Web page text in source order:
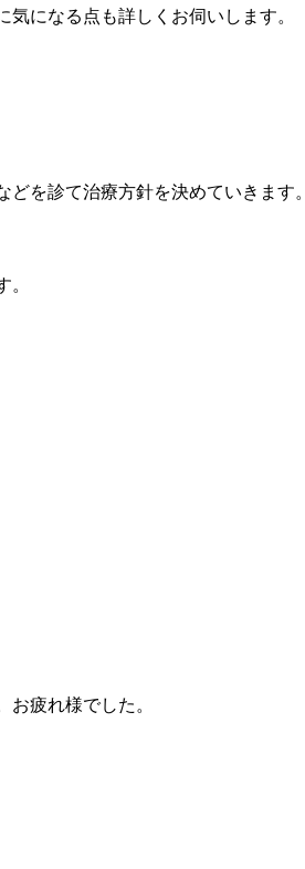
になる点も詳しくお伺いします。
を診て治療方針を決めていきます。
。
疲れ様でした。